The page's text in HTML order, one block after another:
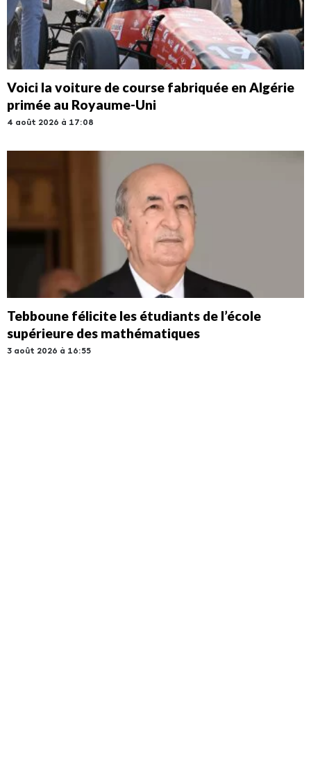
Voici la voiture de course fabriquée en Algérie
primée au Royaume-Uni
4 août 2026 à 17:08
Tebboune félicite les étudiants de l’école
supérieure des mathématiques
3 août 2026 à 16:55